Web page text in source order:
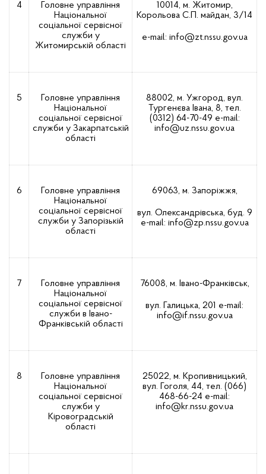
4
Головне управління
Національної
соціальної сервісної
служби у
Житомирській області
10014, м. Житомир,
Корольова С.П. майдан, 3/14
е-mail: info@zt.nssu.gov.ua
5
Головне управління
Національної
соціальної сервісної
служби у Закарпатській
області
88002, м. Ужгород, вул.
Тургенєва Івана, 8, тел.
(0312) 64-70-49 е-mail:
info@uz.nssu.gov.ua
6
Головне управління
Національної
соціальної сервісної
служби у Запорізькій
області
69063, м. Запоріжжя,
вул. Олександрівська, буд. 9
е-mail: info@zp.nssu.gov.ua
7
Головне управління
Національної
соціальної сервісної
служби в Івано-
Франківській області
76008, м. Івано-Франківськ,
вул. Галицька, 201 е-mail:
info@if.nssu.gov.ua
8
Головне управління
Національної
соціальної сервісної
служби у
Кіровоградській
області
25022, м. Кропивницький,
вул. Гоголя, 44, тел. (066)
468-66-24 е-mail:
info@kr.nssu.gov.ua